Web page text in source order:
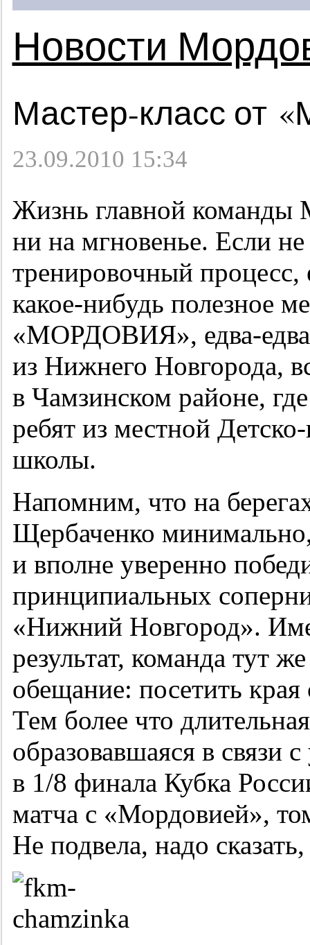
Новости
Мастер-класс от
23.09.2010 15:34
Жизнь главной команды
ни на мгновенье. Если не
тренировочный процесс,
какое-нибудь полезное
«МОРДОВИЯ», едва-едва
из Нижнего Новгорода,
в Чамзинском районе,
ребят из местной
школы.
Напомним, что на
Щербаченко
и вполне уверенно
принципиальных
«Нижний Новгород».
результат, команда тут
обещание: посетить края
Тем более что
образовавшаяся в связи
в 1/8 финала Кубка
матча с «Мордовией»,
Не подвела, надо